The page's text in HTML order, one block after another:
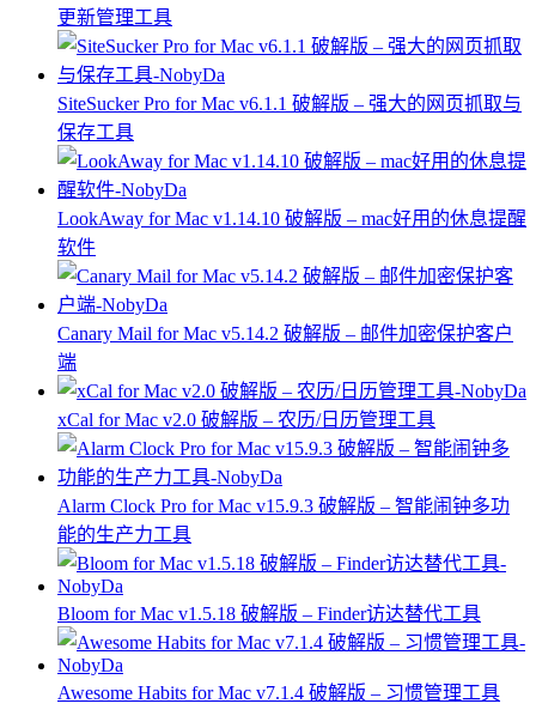
更新管理工具
SiteSucker Pro for Mac v6.1.1 破解版 – 强大的网页抓取与
保存工具
LookAway for Mac v1.14.10 破解版 – mac好用的休息提醒
软件
Canary Mail for Mac v5.14.2 破解版 – 邮件加密保护客户
端
xCal for Mac v2.0 破解版 – 农历/日历管理工具
Alarm Clock Pro for Mac v15.9.3 破解版 – 智能闹钟多功
能的生产力工具
Bloom for Mac v1.5.18 破解版 – Finder访达替代工具
Awesome Habits for Mac v7.1.4 破解版 – 习惯管理工具